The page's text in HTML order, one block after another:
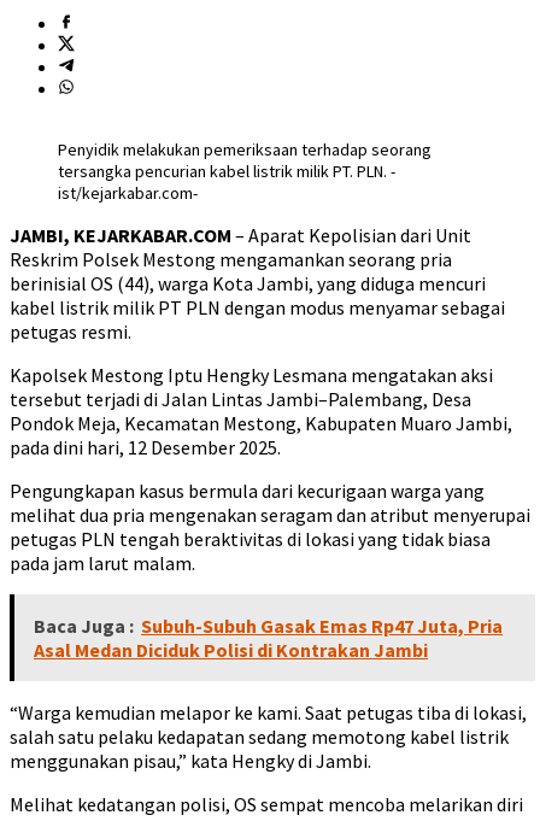
Penyidik melakukan pemeriksaan terhadap seorang
tersangka pencurian kabel listrik milik PT. PLN. -
ist/kejarkabar.com-
JAMBI, KEJARKABAR.COM – Aparat Kepolisian dari Unit
Reskrim Polsek Mestong mengamankan seorang pria
berinisial OS (44), warga Kota Jambi, yang diduga mencuri
kabel listrik milik PT PLN dengan modus menyamar sebagai
petugas resmi.
Kapolsek Mestong Iptu Hengky Lesmana mengatakan aksi
tersebut terjadi di Jalan Lintas Jambi–Palembang, Desa
Pondok Meja, Kecamatan Mestong, Kabupaten Muaro Jambi,
pada dini hari, 12 Desember 2025.
Pengungkapan kasus bermula dari kecurigaan warga yang
melihat dua pria mengenakan seragam dan atribut menyerupai
petugas PLN tengah beraktivitas di lokasi yang tidak biasa
pada jam larut malam.
Baca Juga : Subuh-Subuh Gasak Emas Rp47 Juta, Pria
Asal Medan Diciduk Polisi di Kontrakan Jambi
“Warga kemudian melapor ke kami. Saat petugas tiba di lokasi,
salah satu pelaku kedapatan sedang memotong kabel listrik
menggunakan pisau,” kata Hengky di Jambi.
Melihat kedatangan polisi, OS sempat mencoba melarikan diri